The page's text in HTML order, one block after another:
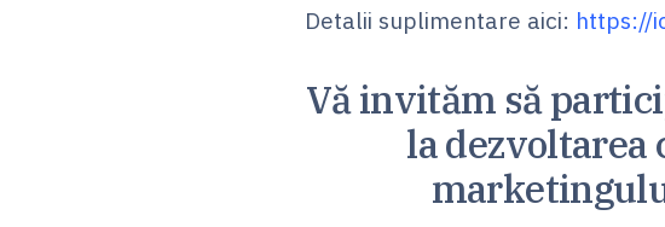
Detalii suplimentare aici: https://
Vă invităm să
la